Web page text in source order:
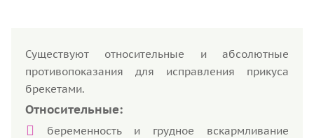
Существуют относительные и абсолютные
противопоказания для исправления прикуса
брекетами.
Относительные:
беременность и грудное вскармливание